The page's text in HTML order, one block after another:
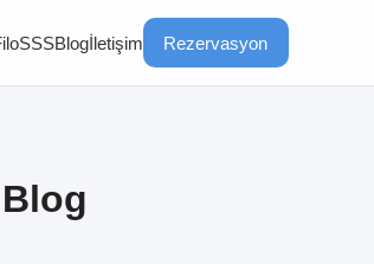
SSSBlogİletişim Rezervasyon